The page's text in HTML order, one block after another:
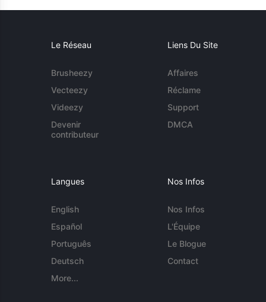
Le Réseau
Brusheezy
Vecteezy
Videezy
Devenir
contributeur
Liens Du Site
Affaires
Réclame
Support
DMCA
Langues
English
Español
Português
Deutsch
More...
Nos Infos
Nos Infos
L'Équipe
Le Blogue
Contact